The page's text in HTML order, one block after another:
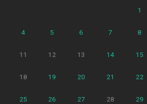
1
4 5 6 7 8
11 12 13 14 15
18 19 20 21 22
25 26 27 28 29